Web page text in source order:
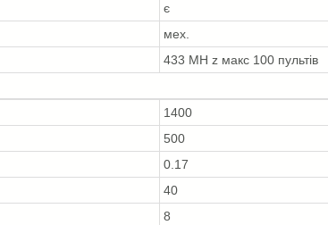
є
мех.
433 MH z макс 100 пультів
1400
500
0.17
40
8